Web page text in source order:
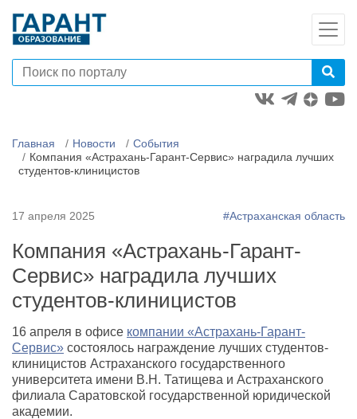
Главная Новости
События
Компания «Астрахань-Гарант-Сервис» наградила лучших
студентов-клиницистов
17 апреля 2025 #Астраханская область
Компания «Астрахань-Гарант-
Сервис» наградила лучших
студентов-клиницистов
16 апреля в офисе компании «Астрахань-Гарант-
Сервис» состоялось награждение лучших студентов-
клиницистов Астраханского государственного
университета имени В.Н. Татищева и Астраханского
филиала Саратовской государственной юридической
академии.